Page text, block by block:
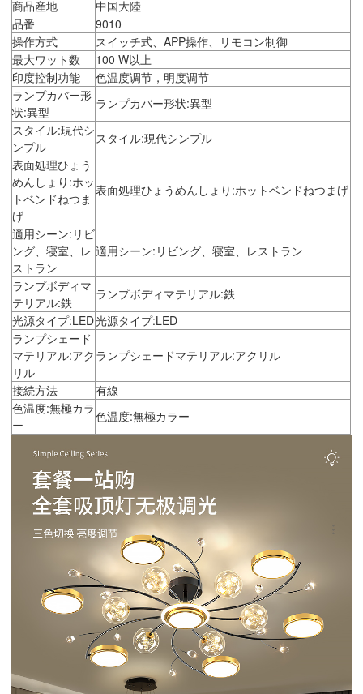
商品産地
中国大陸
品番
9010
操作方式
スイッチ式、APP操作、リモコン制御
最大ワット数
100 W以上
印度控制功能
色温度调节，明度调节
ランプカバー形
状:異型
ランプカバー形状:異型
スタイル:現代シ
ンプル
スタイル:現代シンプル
表面処理ひょう
めんしょり:ホッ
トベンドねつま
げ
表面処理ひょうめんしょり:ホットベンドねつまげ
適用シーン:リビ
ング、寝室、レ
ストラン
適用シーン:リビング、寝室、レストラン
ランプボディマ
テリアル:鉄
ランプボディマテリアル:鉄
光源タイプ:LED光源タイプ:LED
ランプシェード
マテリアル:アク
リル
ランプシェードマテリアル:アクリル
接続方法
有線
色温度:無極カラ
ー
色温度:無極カラー